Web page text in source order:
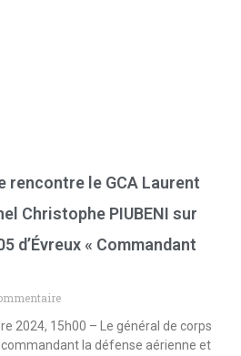
rencontre le GCA Laurent
Christophe PIUBENI sur
d’Évreux « Commandant
2024, 15h00 – Le général de corps
commandant la défense aérienne et